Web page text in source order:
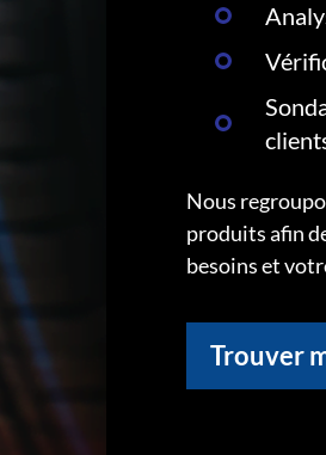
Nous
produits afin
besoins et
Trouver